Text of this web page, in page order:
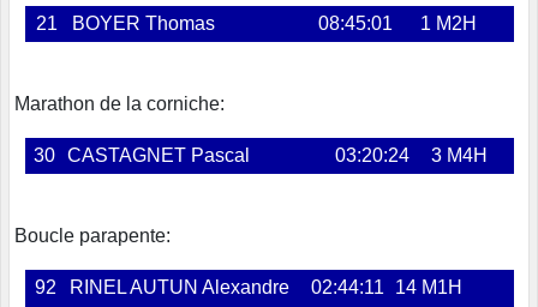
21 BOYER Thomas 08:45:01 1 M2H
Marathon de la corniche:
30 CASTAGNET Pascal 03:20:24 3 M4H
Boucle parapente:
92 RINEL AUTUN Alexandre 02:44:11
14 M1H